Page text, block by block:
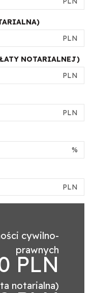
PLN
NOTARIALNEJ)
PLN
PLN
%
PLN
cywilno-
prawnych
PLN
notarialna)